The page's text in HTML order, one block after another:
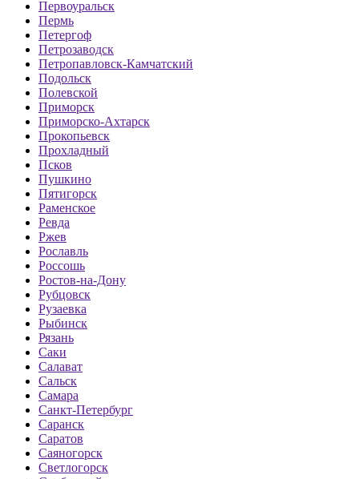
Первоуральск
Пермь
Петергоф
Петрозаводск
Петропавловск-Камчатский
Подольск
Полевской
Приморск
Приморско-Ахтарск
Прокопьевск
Прохладный
Псков
Пушкино
Пятигорск
Раменское
Ревда
Ржев
Рославль
Россошь
Ростов-на-Дону
Рубцовск
Рузаевка
Рыбинск
Рязань
Саки
Салават
Сальск
Самара
Санкт-Петербург
Саранск
Саратов
Саяногорск
Светлогорск